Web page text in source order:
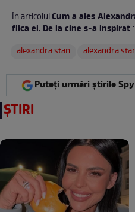
În articolulCum a ales
fiica ei. De la cine s-a inspirat :
alexandra stan
alexandra
Puteți urmări știrile
ȘTIRI